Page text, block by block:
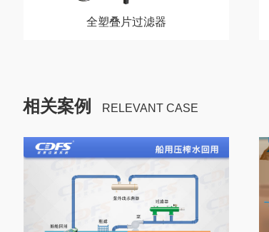
全塑叠片过滤器
相关案例 RELEVANT CASE